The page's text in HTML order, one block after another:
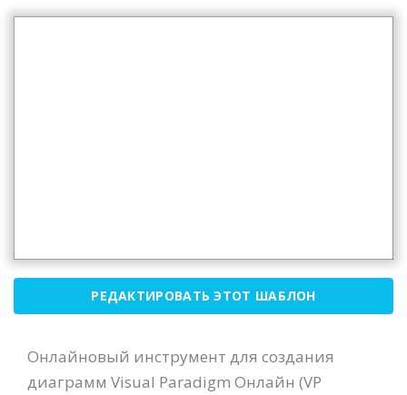
РЕДАКТИРОВАТЬ ЭТОТ ШАБЛОН
Онлайновый инструмент для создания
диаграмм Visual Paradigm Онлайн (VP